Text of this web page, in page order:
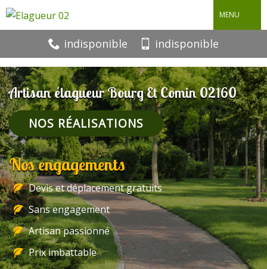
MENU
indisponible indisponible
Artisan élagueur Bourg Et Comin 02160
NOS RÉALISATIONS
Nos engagements
Devis et déplacement gratuits
Sans engagement
Artisan passionné
Prix imbattable